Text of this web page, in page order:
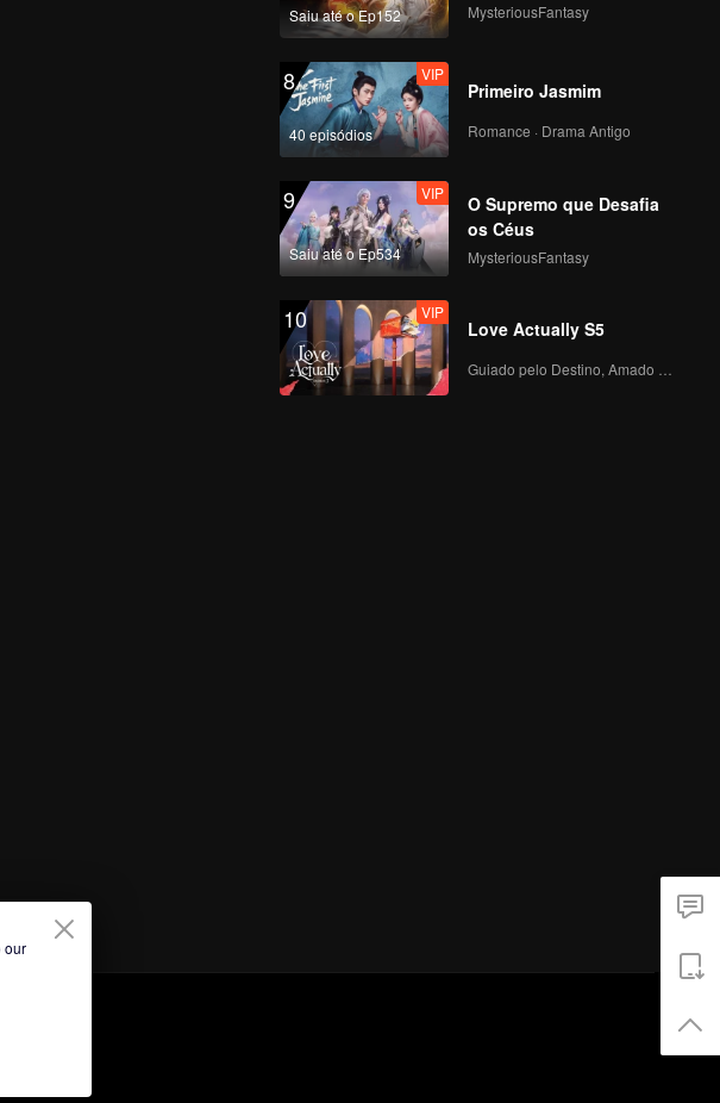
Saiu até o Ep152 MysteriousFantasy
8
40 episódios
VIP
Primeiro Jasmim
Romance · Drama Antigo
9
Saiu até o Ep534
VIP
O Supremo que Desafia
os Céus
MysteriousFantasy
10 VIP
Love Actually S5
our